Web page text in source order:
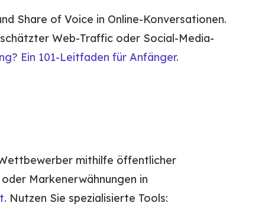
Share of Voice in Online-Konversationen.
Web-Traffic oder Social-Media-
Ein 101-Leitfaden für Anfänger.
mithilfe öffentlicher
Markenerwähnungen in
. Nutzen Sie spezialisierte Tools: